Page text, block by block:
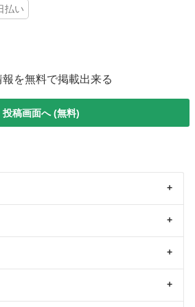
払い
を無料で掲載出来る
投稿画面へ (無料)